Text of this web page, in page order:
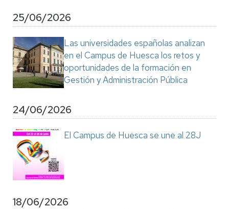
25/06/2026
Las universidades españolas analizan
en el Campus de Huesca los retos y
oportunidades de la formación en
Gestión y Administración Pública
24/06/2026
El Campus de Huesca se une al 28J
18/06/2026